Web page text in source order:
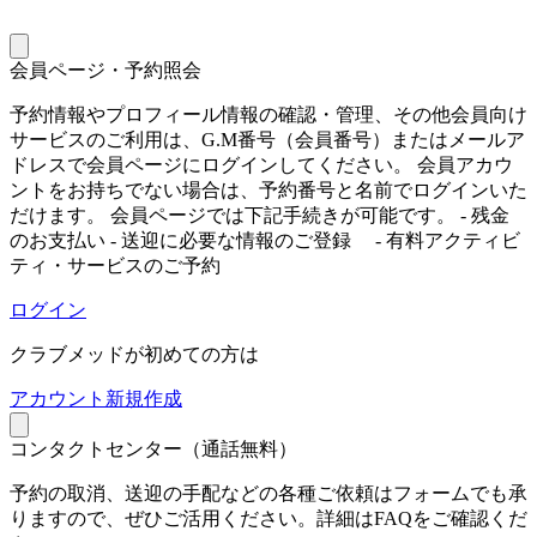
会員ページ・予約照会
予約情報やプロフィール情報の確認・管理、その他会員向け
サービスのご利用は、G.M番号（会員番号）またはメールア
ドレスで会員ページにログインしてください。 会員アカウ
ントをお持ちでない場合は、予約番号と名前でログインいた
だけます。 会員ページでは下記手続きが可能です。 - 残金
のお支払い - 送迎に必要な情報のご登録 - 有料アクティビ
ティ・サービスのご予約
ログイン
クラブメッドが初めての方は
アカウント新規作成
コンタクトセンター（通話無料）
予約の取消、送迎の手配などの各種ご依頼はフォームでも承
りますので、ぜひご活用ください。詳細はFAQをご確認くだ